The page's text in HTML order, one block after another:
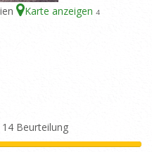
Karte anzeigen 4
Beurteilung